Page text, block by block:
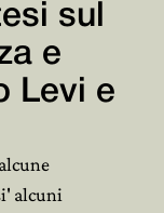
sul
e
Levi e
alcuni